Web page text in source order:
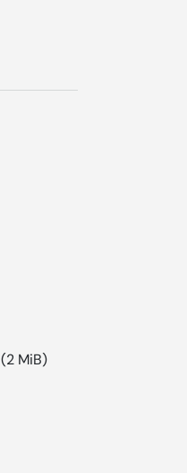
(2 MiB)